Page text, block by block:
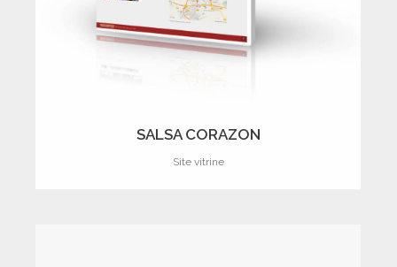
SALSA CORAZON
Site vitrine